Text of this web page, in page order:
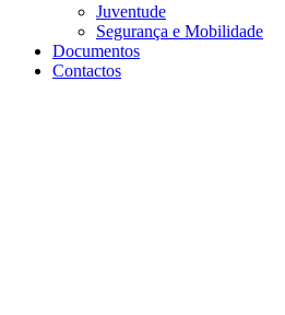
Juventude
Segurança e Mobilidade
Documentos
Contactos